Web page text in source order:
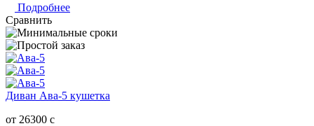
Подробнее
Сравнить
Диван Ава-5 кушетка
от 26300 c